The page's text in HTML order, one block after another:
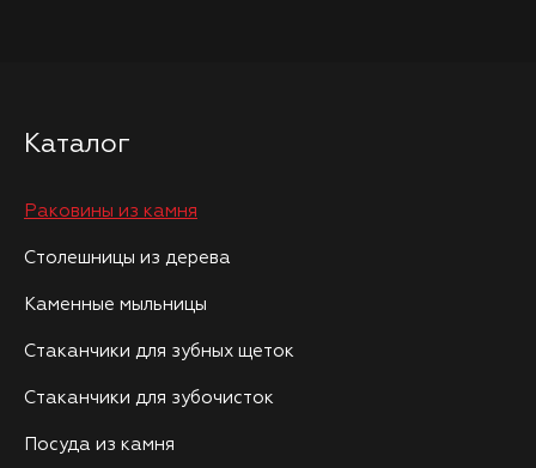
Каталог
Раковины из камня
Столешницы из дерева
Каменные мыльницы
Стаканчики для зубных щеток
Стаканчики для зубочисток
Посуда из камня